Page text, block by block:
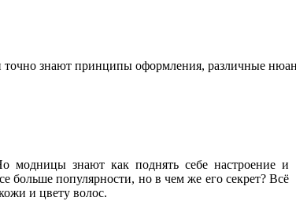
точно знают принципы оформления, различные
модницы знают как поднять себе настроение и
больше популярности, но в чем же его секрет? Всё
и цвету волос.